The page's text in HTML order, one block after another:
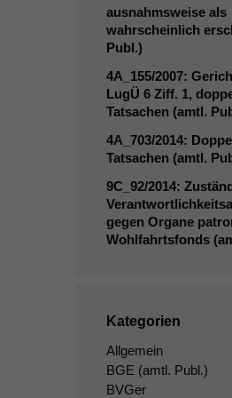
ausnahmsweise als
wahrscheinlich
Publ.)
4A_155/2007:
LugÜ 6 Ziff. 1,
Tatsachen (amtl.
4A_703/2014:
Tatsachen (amtl.
9C_92/2014:
gegen Organe
Wohlfahrtsfonds
Kategorien
Allgemein
BGE (amtl. Publ.)
BVGer